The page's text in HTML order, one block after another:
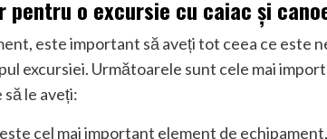
pentru o excursie cu caiac și
este important să aveți tot ceea ce este
excursiei. Următoarele sunt cele mai
le aveți:
cel mai important element de